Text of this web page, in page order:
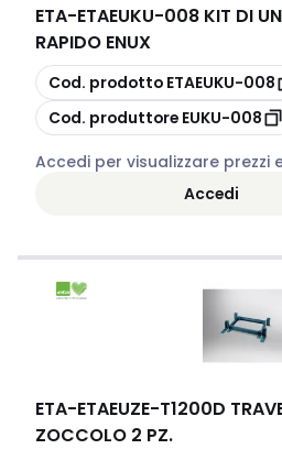
ETA-ETAEUKU-008 KIT DI
RAPIDO ENUX
copia
Cod. prodotto ETAEUKU-008
copia
Cod. produttore EUKU-008
Accedi per visualizzare prezzi
Accedi
ETA-ETAEUZE-T1200D
ZOCCOLO 2 PZ.